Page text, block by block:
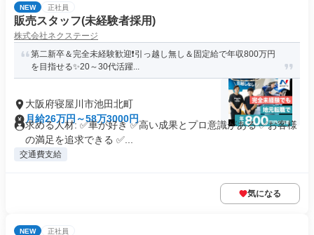
NEW 正社員
販売スタッフ(未経験者採用)
株式会社ネクステージ
第二新卒＆完全未経験歓迎❗引っ越し無し＆固定給で年収800万円
を目指せる✨20～30代活躍...
大阪府寝屋川市池田北町
月給26万円～58万3000円
求める人材: ✅車が好き ✅高い成果とプロ意識がある ✅お客様
の満足を追求できる ✅...
交通費支給
気になる
NEW 正社員